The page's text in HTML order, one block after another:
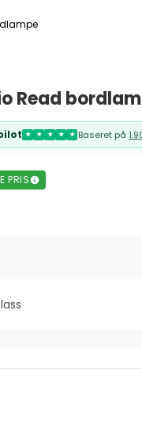
Read
★ ★ ★ ★ ★ Baseret på
PRIS